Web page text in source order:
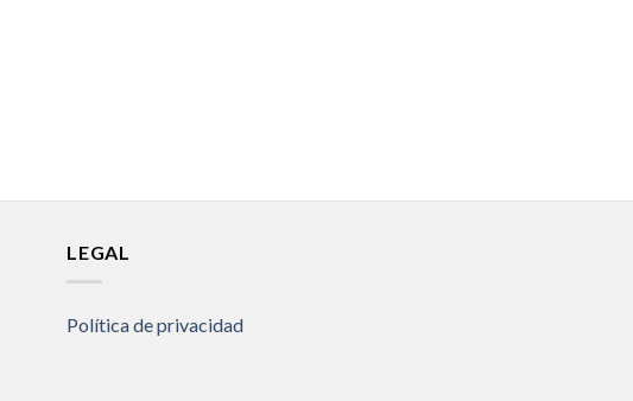
LEGAL
Política de privacidad